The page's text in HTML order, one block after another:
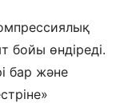
бойы өндіреді.
бар және